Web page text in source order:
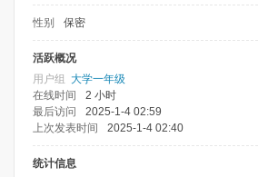
性别 保密
活跃概况
用户组 大学一年级
在线时间
2 小时
最后访问
2025-1-4 02:59
上次发表时间
2025-1-4 02:40
统计信息